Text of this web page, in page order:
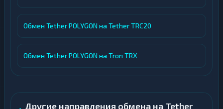
Обмен Tether POLYGON на Tether TRC20
Обмен Tether POLYGON на Tron TRX
Другие направления обмена на Tether